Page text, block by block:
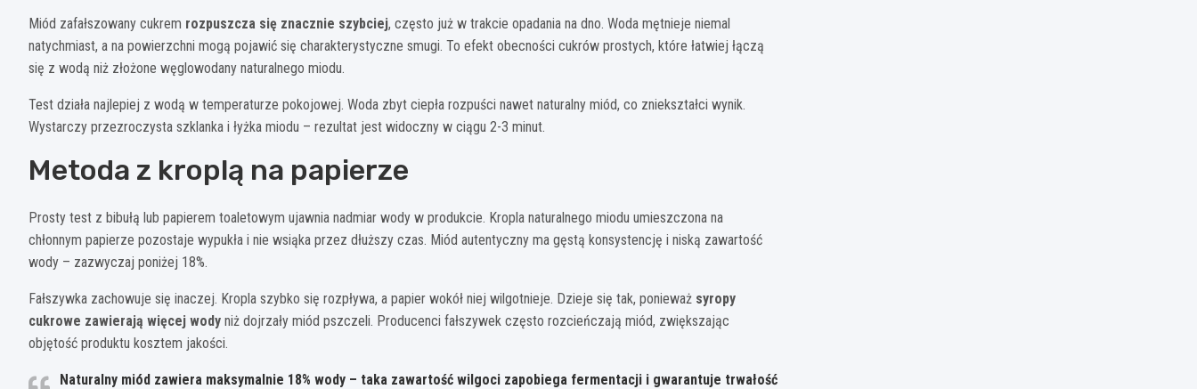
Miód zafałszowany cukrem rozpuszcza się znacznie szybciej, często już w trakcie opadania na dno. Woda mętnieje niemal
natychmiast, a na powierzchni mogą pojawić się charakterystyczne smugi. To efekt obecności cukrów prostych, które łatwiej łączą
się z wodą niż złożone węglowodany naturalnego miodu.
Test działa najlepiej z wodą w temperaturze pokojowej. Woda zbyt ciepła rozpuści nawet naturalny miód, co zniekształci wynik.
Wystarczy przezroczysta szklanka i łyżka miodu – rezultat jest widoczny w ciągu 2-3 minut.
Metoda z kroplą na papierze
Prosty test z bibułą lub papierem toaletowym ujawnia nadmiar wody w produkcie. Kropla naturalnego miodu umieszczona na
chłonnym papierze pozostaje wypukła i nie wsiąka przez dłuższy czas. Miód autentyczny ma gęstą konsystencję i niską zawartość
wody – zazwyczaj poniżej 18%.
Fałszywka zachowuje się inaczej. Kropla szybko się rozpływa, a papier wokół niej wilgotnieje. Dzieje się tak, ponieważ syropy
cukrowe zawierają więcej wody niż dojrzały miód pszczeli. Producenci fałszywek często rozcieńczają miód, zwiększając
objętość produktu kosztem jakości.
Naturalny miód zawiera maksymalnie 18% wody – taka zawartość wilgoci zapobiega fermentacji i gwarantuje trwałość